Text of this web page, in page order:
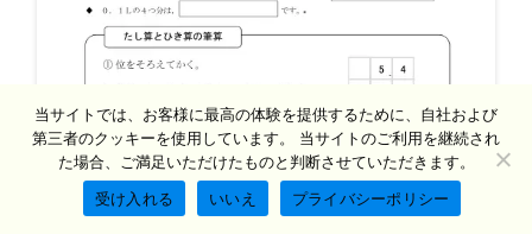
当サイトでは、お客様に最高の体験を提供するために、自社および
第三者のクッキーを使用しています。 当サイトのご利用を継続され
た場合、ご満足いただけたものと判断させていただきます。
受け入れる
いいえ プライバシーポリシー